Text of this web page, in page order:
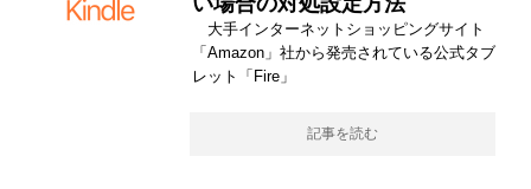
大手インターネットショッピングサイト
「Amazon」社から発売されている公式タブ
レット「Fire」
記事を読む